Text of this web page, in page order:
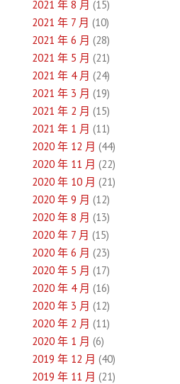
2021 年 8 月 (15)
2021 年 7 月 (10)
2021 年 6 月 (28)
2021 年 5 月 (21)
2021 年 4 月 (24)
2021 年 3 月 (19)
2021 年 2 月 (15)
2021 年 1 月 (11)
2020 年 12 月 (44)
2020 年 11 月 (22)
2020 年 10 月 (21)
2020 年 9 月 (12)
2020 年 8 月 (13)
2020 年 7 月 (15)
2020 年 6 月 (23)
2020 年 5 月 (17)
2020 年 4 月 (16)
2020 年 3 月 (12)
2020 年 2 月 (11)
2020 年 1 月 (6)
2019 年 12 月 (40)
2019 年 11 月 (21)